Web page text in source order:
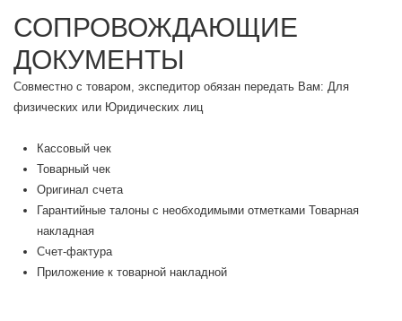
СОПРОВОЖДАЮЩИЕ
ДОКУМЕНТЫ
Совместно с товаром, экспедитор обязан передать Вам: Для
физических или Юридических лиц
Кассовый чек
Товарный чек
Оригинал счета
Гарантийные талоны с необходимыми отметками Товарная
накладная
Счет-фактура
Приложение к товарной накладной